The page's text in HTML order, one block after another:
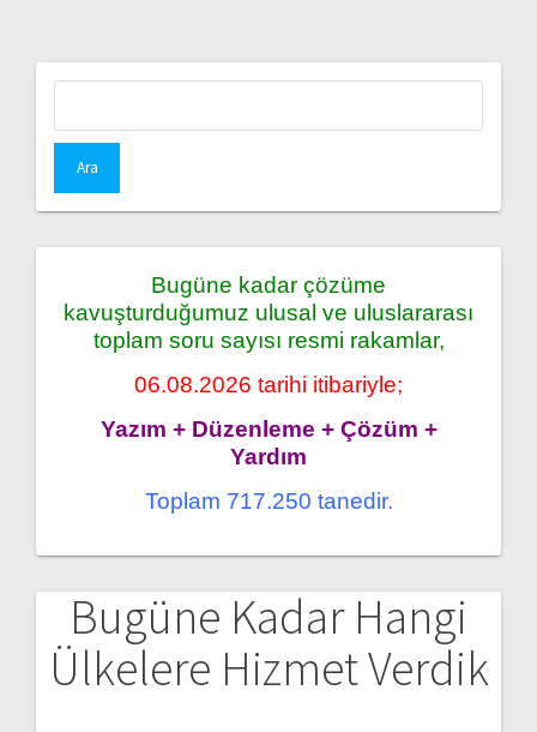
Bugüne kadar çözüme
kavuşturduğumuz ulusal ve uluslararası
toplam soru sayısı resmi rakamlar,
06.08.2026 tarihi itibariyle;
Yazım + Düzenleme + Çözüm +
Yardım
Toplam 717.250 tanedir.
Bugüne Kadar Hangi
Ülkelere Hizmet Verdik